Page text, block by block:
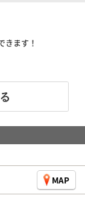
ます！
MAP